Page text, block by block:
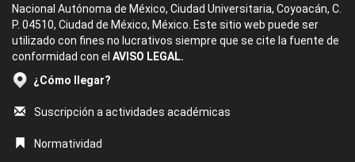
Nacional Autónoma de México, Ciudad Universitaria, Coyoacán, C.
P. 04510, Ciudad de México, México. Este sitio web puede ser
utilizado con fines no lucrativos siempre que se cite la fuente de
conformidad con el AVISO LEGAL.
¿Cómo llegar?
Suscripción a actividades académicas
Normatividad